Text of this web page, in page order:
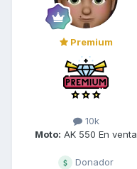
Premium
10k
Moto: AK 550 En venta
Donador